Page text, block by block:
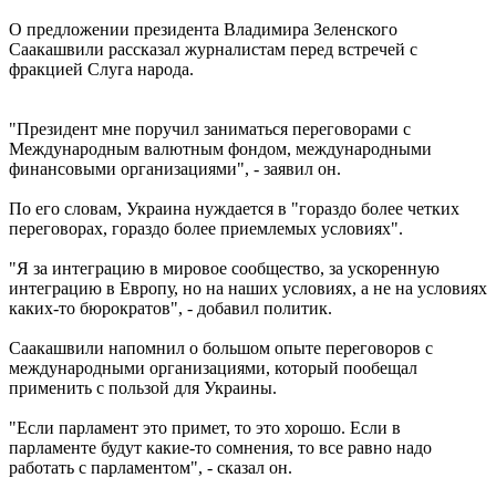
О предложении президента Владимира Зеленского
Саакашвили рассказал журналистам перед встречей с
фракцией Слуга народа.
"Президент мне поручил заниматься переговорами с
Международным валютным фондом, международными
финансовыми организациями", - заявил он.
По его словам, Украина нуждается в "гораздо более четких
переговорах, гораздо более приемлемых условиях".
"Я за интеграцию в мировое сообщество, за ускоренную
интеграцию в Европу, но на наших условиях, а не на условиях
каких-то бюрократов", - добавил политик.
Саакашвили напомнил о большом опыте переговоров с
международными организациями, который пообещал
применить с пользой для Украины.
"Если парламент это примет, то это хорошо. Если в
парламенте будут какие-то сомнения, то все равно надо
работать с парламентом", - сказал он.